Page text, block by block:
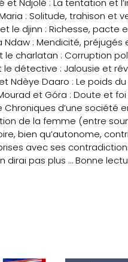
et Ndjolé : La tentation et
: Solitude, trahison et
le djinn : Richesse, pacte
Ndaw : Mendicité,
le charlatan : Corruption
le détective : Jalousie et
Ndèye Daaro : Le poids
et Góra : Doute et foi
d’une société
de la femme (entre
bien qu’autonome,
avec ses
dirai pas plus … Bonne